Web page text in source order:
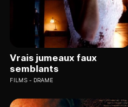
Vrais jumeaux faux
semblants
FILMS DRAME